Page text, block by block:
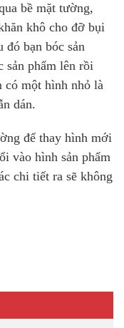
bề mặt tường,
khô cho đỡ bụi
đó bạn bóc sản
sản phẩm lên rồi
có một hình nhỏ là
dán.
để thay hình mới
vào hình sản phẩm
chi tiết ra sẽ không